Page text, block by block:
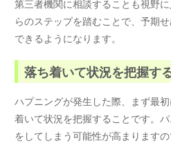
第三者機関に相談することも視野
らのステップを踏むことで、予期
できるようになります。
落ち着いて状況を把握す
ハプニングが発生した際、まず最
着いて状況を把握することです。
をしてしまう可能性が高まります